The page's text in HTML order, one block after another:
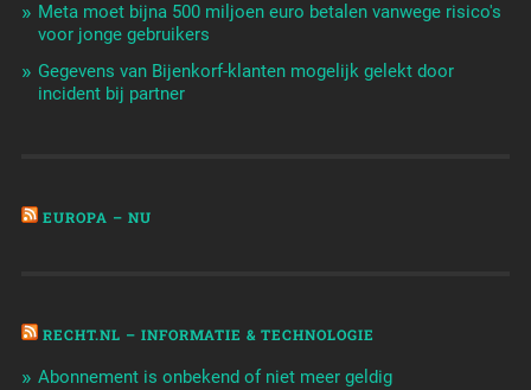
Meta moet bijna 500 miljoen euro betalen vanwege risico's
voor jonge gebruikers
Gegevens van Bijenkorf-klanten mogelijk gelekt door
incident bij partner
EUROPA – NU
RECHT.NL – INFORMATIE & TECHNOLOGIE
Abonnement is onbekend of niet meer geldig